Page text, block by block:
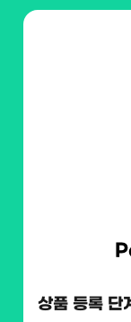
상품 등록